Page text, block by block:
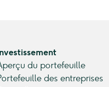
Investissement
du portefeuille
des entreprises